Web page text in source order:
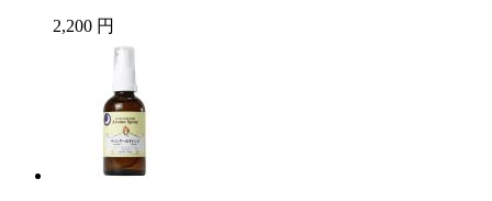
2,200 円